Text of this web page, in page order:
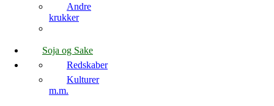
Andre
krukker
Soja og Sake
Redskaber
Kulturer
m.m.